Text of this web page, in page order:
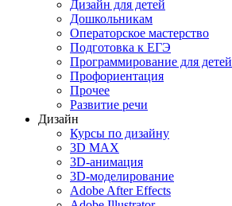
Дизайн для детей
Дошкольникам
Операторское мастерство
Подготовка к ЕГЭ
Программирование для детей
Профориентация
Прочее
Развитие речи
Дизайн
Курсы по дизайну
3D MAX
3D-анимация
3D-моделирование
Adobe After Effects